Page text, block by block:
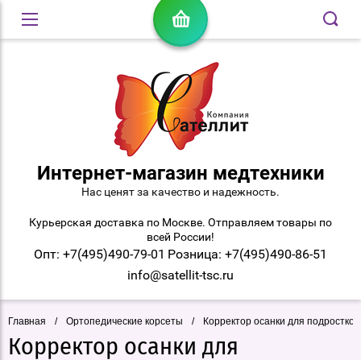
Интернет-магазин медтехники
Нас ценят за качество и надежность.
Курьерская доставка по Москве. Отправляем товары по
всей России!
Опт: +7(495)490-79-01 Розница: +7(495)490-86-51
info@satellit-tsc.ru
Главная / Ортопедические корсеты / Корректор осанки для
Корректор осанки для